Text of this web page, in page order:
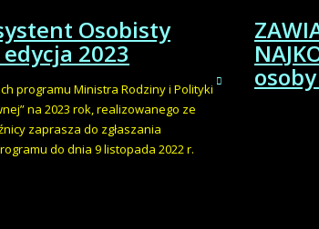
Osobisty
2023
programu Ministra Rodziny i Polityki
na 2023 rok, realizowanego ze
zaprasza do zgłaszania
do dnia 9 listopada 2022 r.